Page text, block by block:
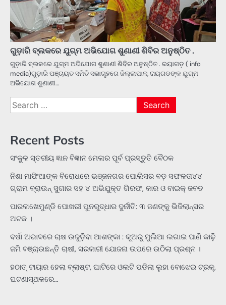
ଗୁଡ଼ାରି ବ୍ଲକରେ ଯୁଗ୍ମ ଅଭିଯୋଗ ଶୁଣାଣୀ ଶିବିର ଅନୁଷ୍ଠିତ .
ଗୁଡ଼ାରି ବ୍ଲକରେ ଯୁଗ୍ମ ଅଭିଯୋଗ ଶୁଣାଣୀ ଶିବିର ଅନୁଷ୍ଠିତ . ରୟାଗଡ଼ ( info
media)ଗୁଡ଼ାରି ପଞ୍ଚାୟତ ସମିତି ସଭାଗୃହରେ ଜିଲ୍ଲାପାଳ, ରାୟଗଡଙ୍କ ଯୁଗ୍ମ
ଅଭିଯୋଗ ଶୁଣାଣୀ…
Search
for:
Recent Posts
ସଂକୁଳ ସ୍ତରୀୟ ଜ୍ଞାନ ବିଜ୍ଞାନ ମେଳାର ପୂର୍ବ ପ୍ରସ୍ତୁତି ବୈଠକ
ନିଶା ମାଫିଆଙ୍କ ବିରୋଧରେ ଭଞ୍ଜନଗର ପୋଲିସର ବଡ଼ ସଫଳତା୪୪
ଗ୍ରାମ ବ୍ରାଉନ୍ ସୁଗାର ସହ ୪ ଅଭିଯୁକ୍ତ ଗିରଫ, କାର ଓ ବାଇକ୍ ଜବତ
ପାରଳାଖେମୁଣ୍ଡି ପୋଖରୀ ପୁନରୁଦ୍ଧାର ଦୁର୍ନୀତି: ୩ ଜଣଙ୍କୁ ଭିଜିଲାନ୍ସର
ଅଟକ ।
ବର୍ଷା ଅଭାବରେ ଚାଷ ଉଜୁଡ଼ିବା ଆଶଙ୍କା : କୂଅରୁ ମୁଲିଆ ଲଗାଇ ପାଣି କାଢ଼ି
ଜମି ବଞ୍ଚାଉଛନ୍ତି ଚାଷୀ, ସରକାରୀ ଯୋଜନା ଉପରେ ଉଠିଲା ପ୍ରଶ୍ନ ।
ହଠାତ୍‌ ଟାୟାର ହେଲା ବ୍ଲାଷ୍ଟ, ଘାଟିରେ ଓଲଟି ପଡିଲା ଲୁହା ବୋଝେଇ ଟ୍ରକ୍‌,
ଘଟଣାସ୍ଥଳରେ…